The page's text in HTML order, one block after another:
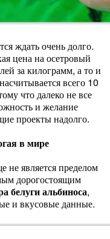
ждать очень долго.
цена на осетровый
за килограмм, а то и
всего 10
что далеко не все
и желание
проекты надолго.
в мире
не является пределом
дорогостоящим
белуги альбиноса,
и вкусовые данные.